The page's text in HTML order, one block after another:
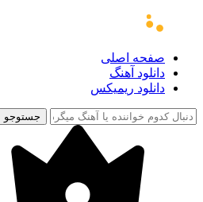
صفحه اصلی
دانلود آهنگ
دانلود ریمیکس
جستوجو